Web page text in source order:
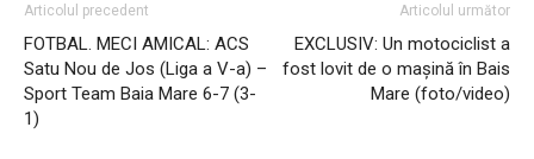
Articolul precedent
FOTBAL. MECI AMICAL: ACS
Satu Nou de Jos (Liga a V-a) –
Sport Team Baia Mare 6-7 (3-
1)
Articolul următor
EXCLUSIV: Un motociclist a
fost lovit de o mașină în Bais
Mare (foto/video)